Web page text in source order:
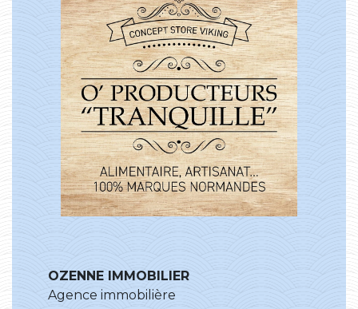
OZENNE IMMOBILIER
Agence immobilière